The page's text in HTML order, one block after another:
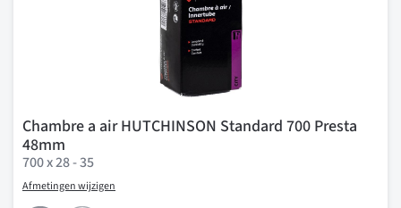
Chambre a air HUTCHINSON Standard 700 Presta
48mm
700 x 28 - 35
Afmetingen wijzigen